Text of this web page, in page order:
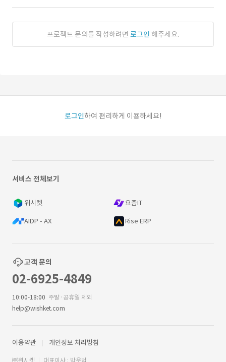
프로젝트 문의를 작성하려면 로그인 해주세요.
로그인하여 편리하게 이용하세요!
서비스 전체보기
위시켓 요즘IT
AIDP - AX Rise ERP
고객 문의
02-6925-4849
10:00-18:00 주말·공휴일 제외
help@wishket.com
이용약관 개인정보 처리방침
㈜위시켓 대표이사 : 박우범